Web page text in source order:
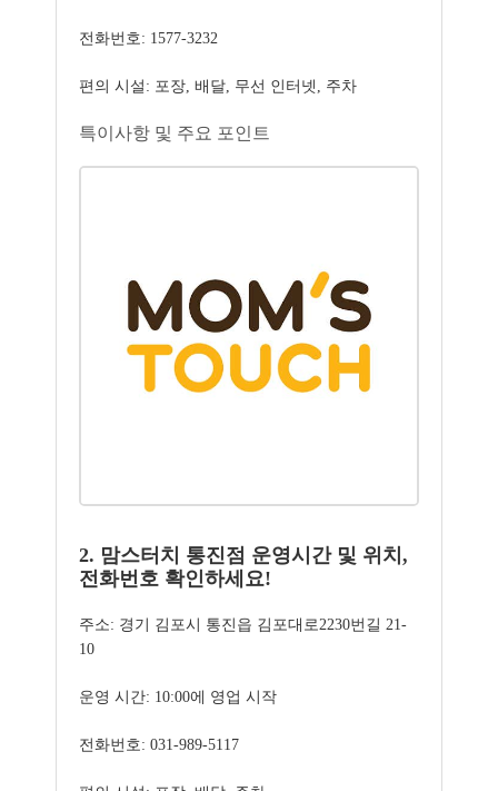
전화번호: 1577-3232
편의 시설: 포장, 배달, 무선 인터넷, 주차
특이사항 및 주요 포인트
2. 맘스터치 통진점 운영시간 및 위치,
전화번호 확인하세요!
주소: 경기 김포시 통진읍 김포대로2230번길 21-
10
운영 시간: 10:00에 영업 시작
전화번호: 031-989-5117